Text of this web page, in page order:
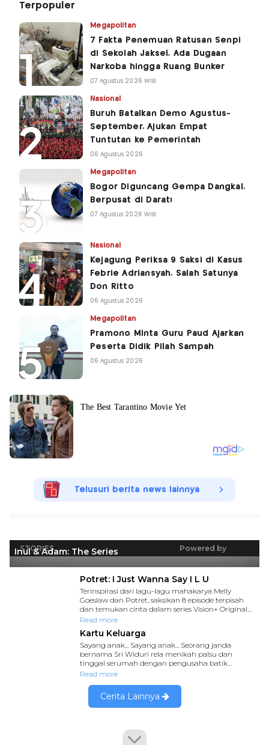
Terpopuler
Megapolitan
7 Fakta Penemuan Ratusan Senpi
di Sekolah Jaksel, Ada Dugaan
Narkoba hingga Ruang Bunker
07 Agustus 2026 WIB
Nasional
Buruh Batalkan Demo Agustus-
September, Ajukan Empat
Tuntutan ke Pemerintah
06 Agustus 2026
Megapolitan
Bogor Diguncang Gempa Dangkal,
Berpusat di Darat!
07 Agustus 2026 WIB
Nasional
Kejagung Periksa 9 Saksi di Kasus
Febrie Adriansyah, Salah Satunya
Don Ritto
06 Agustus 2026
Megapolitan
Pramono Minta Guru Paud Ajarkan
Peserta Didik Pilah Sampah
06 Agustus 2026
Telusuri berita news lainnya